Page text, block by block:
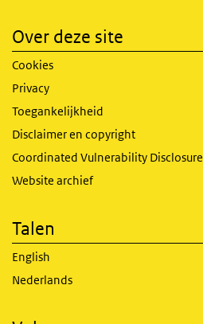
Over deze site
Cookies
Privacy
Toegankelijkheid
Disclaimer en copyright
Coordinated Vulnerability Disclosure
Website archief
Talen
English
Nederlands